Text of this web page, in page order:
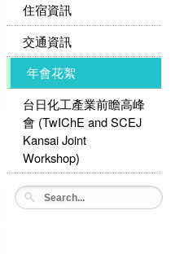
住宿資訊
交通資訊
年會花絮
台日化工產業前瞻高峰
會 (TwIChE and SCEJ
Kansai Joint
Workshop)